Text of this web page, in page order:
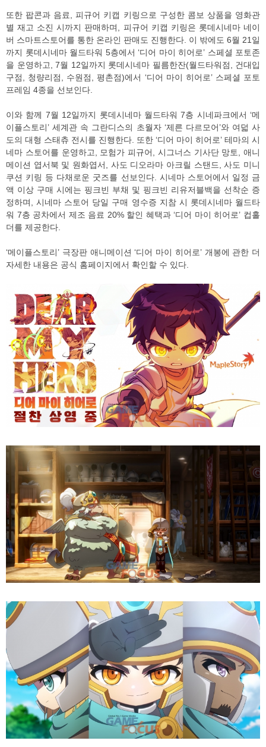
또한 팝콘과 음료, 피규어 키캡 키링으로 구성한 콤보 상품을 영화관
별 재고 소진 시까지 판매하며, 피규어 키캡 키링은 롯데시네마 네이
버 스마트스토어를 통한 온라인 판매도 진행한다. 이 밖에도 6월 21일
까지 롯데시네마 월드타워 5층에서 ‘디어 마이 히어로’ 스페셜 포토존
을 운영하고, 7월 12일까지 롯데시네마 필름한잔(월드타워점, 건대입
구점, 청량리점, 수원점, 평촌점)에서 ‘디어 마이 히어로’ 스페셜 포토
프레임 4종을 선보인다.
이와 함께 7월 12일까지 롯데시네마 월드타워 7층 시네파크에서 ‘메
이플스토리’ 세계관 속 그란디스의 초월자 ‘제른 다르모어’와 여덟 사
도의 대형 스태츄 전시를 진행한다. 또한 ‘디어 마이 히어로’ 테마의 시
네마 스토어를 운영하고, 모험가 피규어, 시그너스 기사단 망토, 애니
메이션 엽서북 및 원화엽서, 사도 디오라마 아크릴 스탠드, 사도 미니
쿠션 키링 등 다채로운 굿즈를 선보인다. 시네마 스토어에서 일정 금
액 이상 구매 시에는 핑크빈 부채 및 핑크빈 리유저블백을 선착순 증
정하며, 시네마 스토어 당일 구매 영수증 지참 시 롯데시네마 월드타
워 7층 공차에서 제조 음료 20% 할인 혜택과 ‘디어 마이 히어로’ 컵홀
더를 제공한다.
‘메이플스토리’ 극장판 애니메이션 ‘디어 마이 히어로’ 개봉에 관한 더
자세한 내용은 공식 홈페이지에서 확인할 수 있다.